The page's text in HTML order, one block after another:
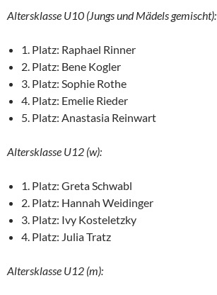
Altersklasse U10 (Jungs und Mädels gemischt):
1. Platz: Raphael Rinner
2. Platz: Bene Kogler
3. Platz: Sophie Rothe
4. Platz: Emelie Rieder
5. Platz: Anastasia Reinwart
Altersklasse U12 (w):
1. Platz: Greta Schwabl
2. Platz: Hannah Weidinger
3. Platz: Ivy Kosteletzky
4. Platz: Julia Tratz
Altersklasse U12 (m):